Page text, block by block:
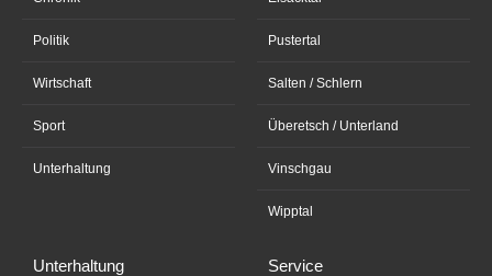
Politik
Wirtschaft
Sport
Unterhaltung
Pustertal
Salten / Schlern
Überetsch / Unterland
Vinschgau
Wipptal
Unterhaltung Service